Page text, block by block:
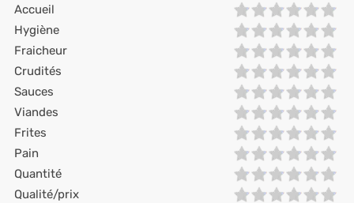
Accueil
Hygiène
Fraicheur
Crudités
Sauces
Viandes
Frites
Pain
Quantité
Qualité/prix